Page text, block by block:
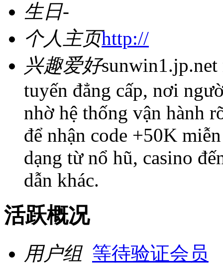
生日-
个人主页http://
兴趣爱好
tuyến đẳng cấp, nơi
nhờ hệ thống vận hành
để nhận code +50K
dạng từ nổ hũ, casino
dẫn khác.
活跃概况
用户组 等待验证会员